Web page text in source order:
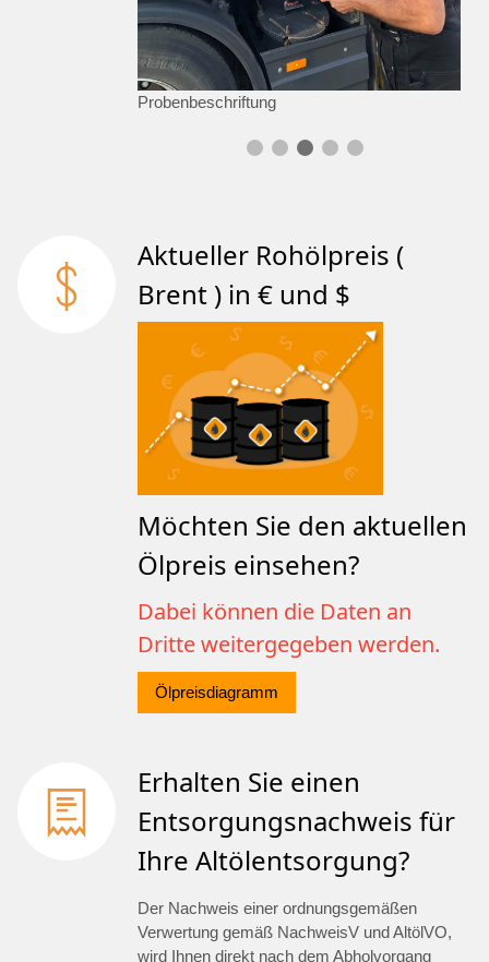
Probenbeschriftung
Aktueller Rohölpreis (
Brent ) in € und $
Möchten Sie den aktuellen
Ölpreis einsehen?
Dabei können die Daten an
Dritte weitergegeben werden.
Ölpreisdiagramm
Erhalten Sie einen
Entsorgungsnachweis für
Ihre Altölentsorgung?
Der Nachweis einer ordnungsgemäßen
Verwertung gemäß NachweisV und AltölVO,
wird Ihnen direkt nach dem Abholvorgang